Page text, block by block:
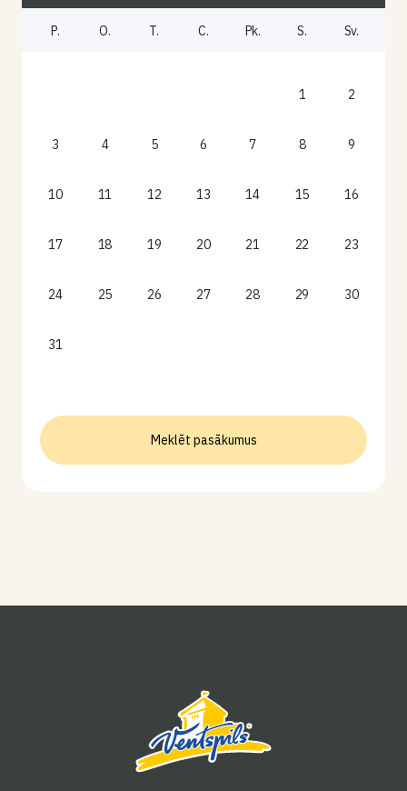
P. O. T. C. Pk. S. Sv.
1 2
3 4 5 6 7 8 9
10 11 12 13 14 15 16
17 18 19 20 21 22 23
24 25 26 27 28 29 30
31
Meklēt pasākumus